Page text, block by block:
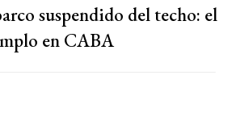
suspendido del techo: el
en CABA